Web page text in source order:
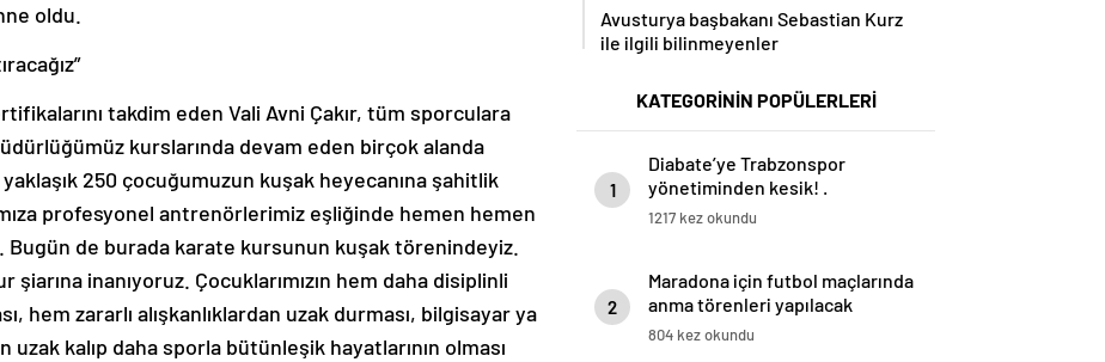
oldu.
takdim eden Vali Avni Çakır, tüm sporculara
kurslarında devam eden birçok alanda
250 çocuğumuzun kuşak heyecanına şahitlik
profesyonel antrenörlerimiz eşliğinde hemen hemen
de burada karate kursunun kuşak törenindeyiz.
inanıyoruz. Çocuklarımızın hem daha disiplinli
hem zararlı alışkanlıklardan uzak durması, bilgisayar ya
uzak kalıp daha sporla bütünleşik hayatlarının olması
Avusturya başbakanı Sebastian Kurz
ile ilgili bilinmeyenler
KATEGORİNİN POPÜLERLERİ
1
Diabate’ye Trabzonspor
yönetiminden kesik! .
1217 kez okundu
2
Maradona için futbol maçlarında
anma törenleri yapılacak
804 kez okundu